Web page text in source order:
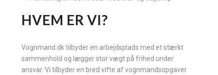
HVEM ER VI?
Vognmand.dk tilbyder en arbejdsplads med et stærkt
sammenhold og lægger stor vægt på frihed under
ansvar. Vi tilbyder en bred vifte af vognmandsopgaver